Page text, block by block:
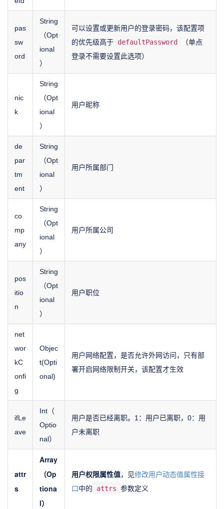
pas
sw
ord
String
（Opt
ional
）
可以设置或更新用户的登录密码，该配置项
的优先级高于 defaultPassword
（单点
登录不需要设置此选项）
nic
k
String
（Opt
ional
）
用户昵称
de
par
tm
ent
String
（Opt
ional
）
用户所属部门
co
mp
any
String
（Opt
ional
）
用户所属公司
pos
itio
n
String
（Opt
ional
）
用户职位
net
wor
kC
onfi
g
Objec
t(Opti
onal)
用户网络配置，是否允许外网访问，只有部
署开启网络限制开关，该配置才生效
ifLe
ave
Int（
Optio
nal）
用户是否已经离职。1：用户已离职，0：用
户未离职
attr
s
Array
（Op
tiona
l）
用户权限属性值，见修改用户动态值属性接
口中的 attrs 参数定义